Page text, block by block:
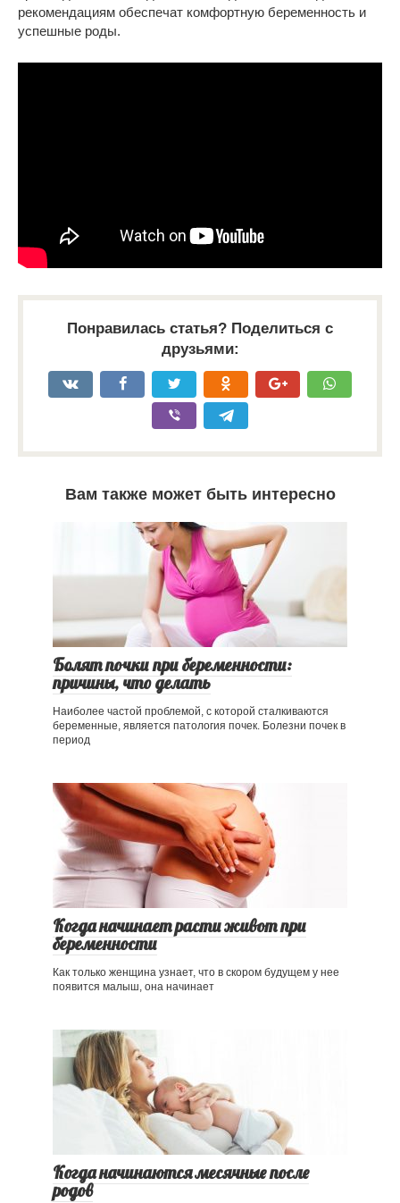
рекомендациям обеспечат комфортную беременность и
успешные роды.
Понравилась статья? Поделиться с
друзьями:
Вам также может быть интересно
Болят почки при беременности:
причины, что делать
Наиболее частой проблемой, с которой сталкиваются
беременные, является патология почек. Болезни почек в
период
Когда начинает расти живот при
беременности
Как только женщина узнает, что в скором будущем у нее
появится малыш, она начинает
Когда начинаются месячные после
родов